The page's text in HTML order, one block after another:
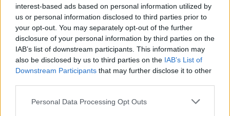
interest-based ads based on personal information utilized by
us or personal information disclosed to third parties prior to
your opt-out. You may separately opt-out of the further
disclosure of your personal information by third parties on the
IAB’s list of downstream participants. This information may
also be disclosed by us to third parties on the IAB’s List of
Downstream Participants that may further disclose it to other
Personal Data Processing Opt Outs
https://emedicine.medscape.com/article/240903-overview
https://emedicine.medscape.com/article/242008-overview
Treści i materiały zawarte w tym serwisie mają charakter
zastosowaniem porad i wskazówek zawartych w serwisie, należy